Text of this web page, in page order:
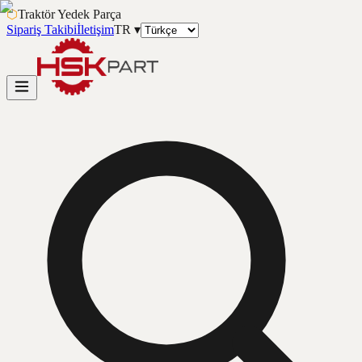
⬡Traktör Yedek Parça
Sipariş TakibiİletişimTR ▾